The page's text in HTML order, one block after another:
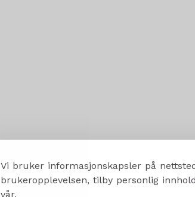
Vi bruker informasjonskapsler på
brukeropplevelsen, tilby personlig
vår.